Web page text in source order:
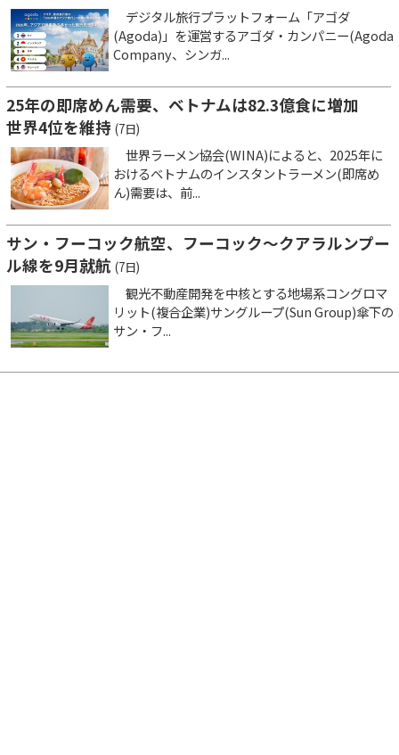
デジタル旅行プラットフォーム「アゴダ
(Agoda)」を運営するアゴダ・カンパニー(Agoda
Company、シンガ...
25年の即席めん需要、ベトナムは82.3億食に増加
世界4位を維持 (7日)
世界ラーメン協会(WINA)によると、2025年に
おけるベトナムのインスタントラーメン(即席め
ん)需要は、前...
サン・フーコック航空、フーコック～クアラルンプー
ル線を9月就航 (7日)
観光不動産開発を中核とする地場系コングロマ
リット(複合企業)サングループ(Sun Group)傘下の
サン・フ...